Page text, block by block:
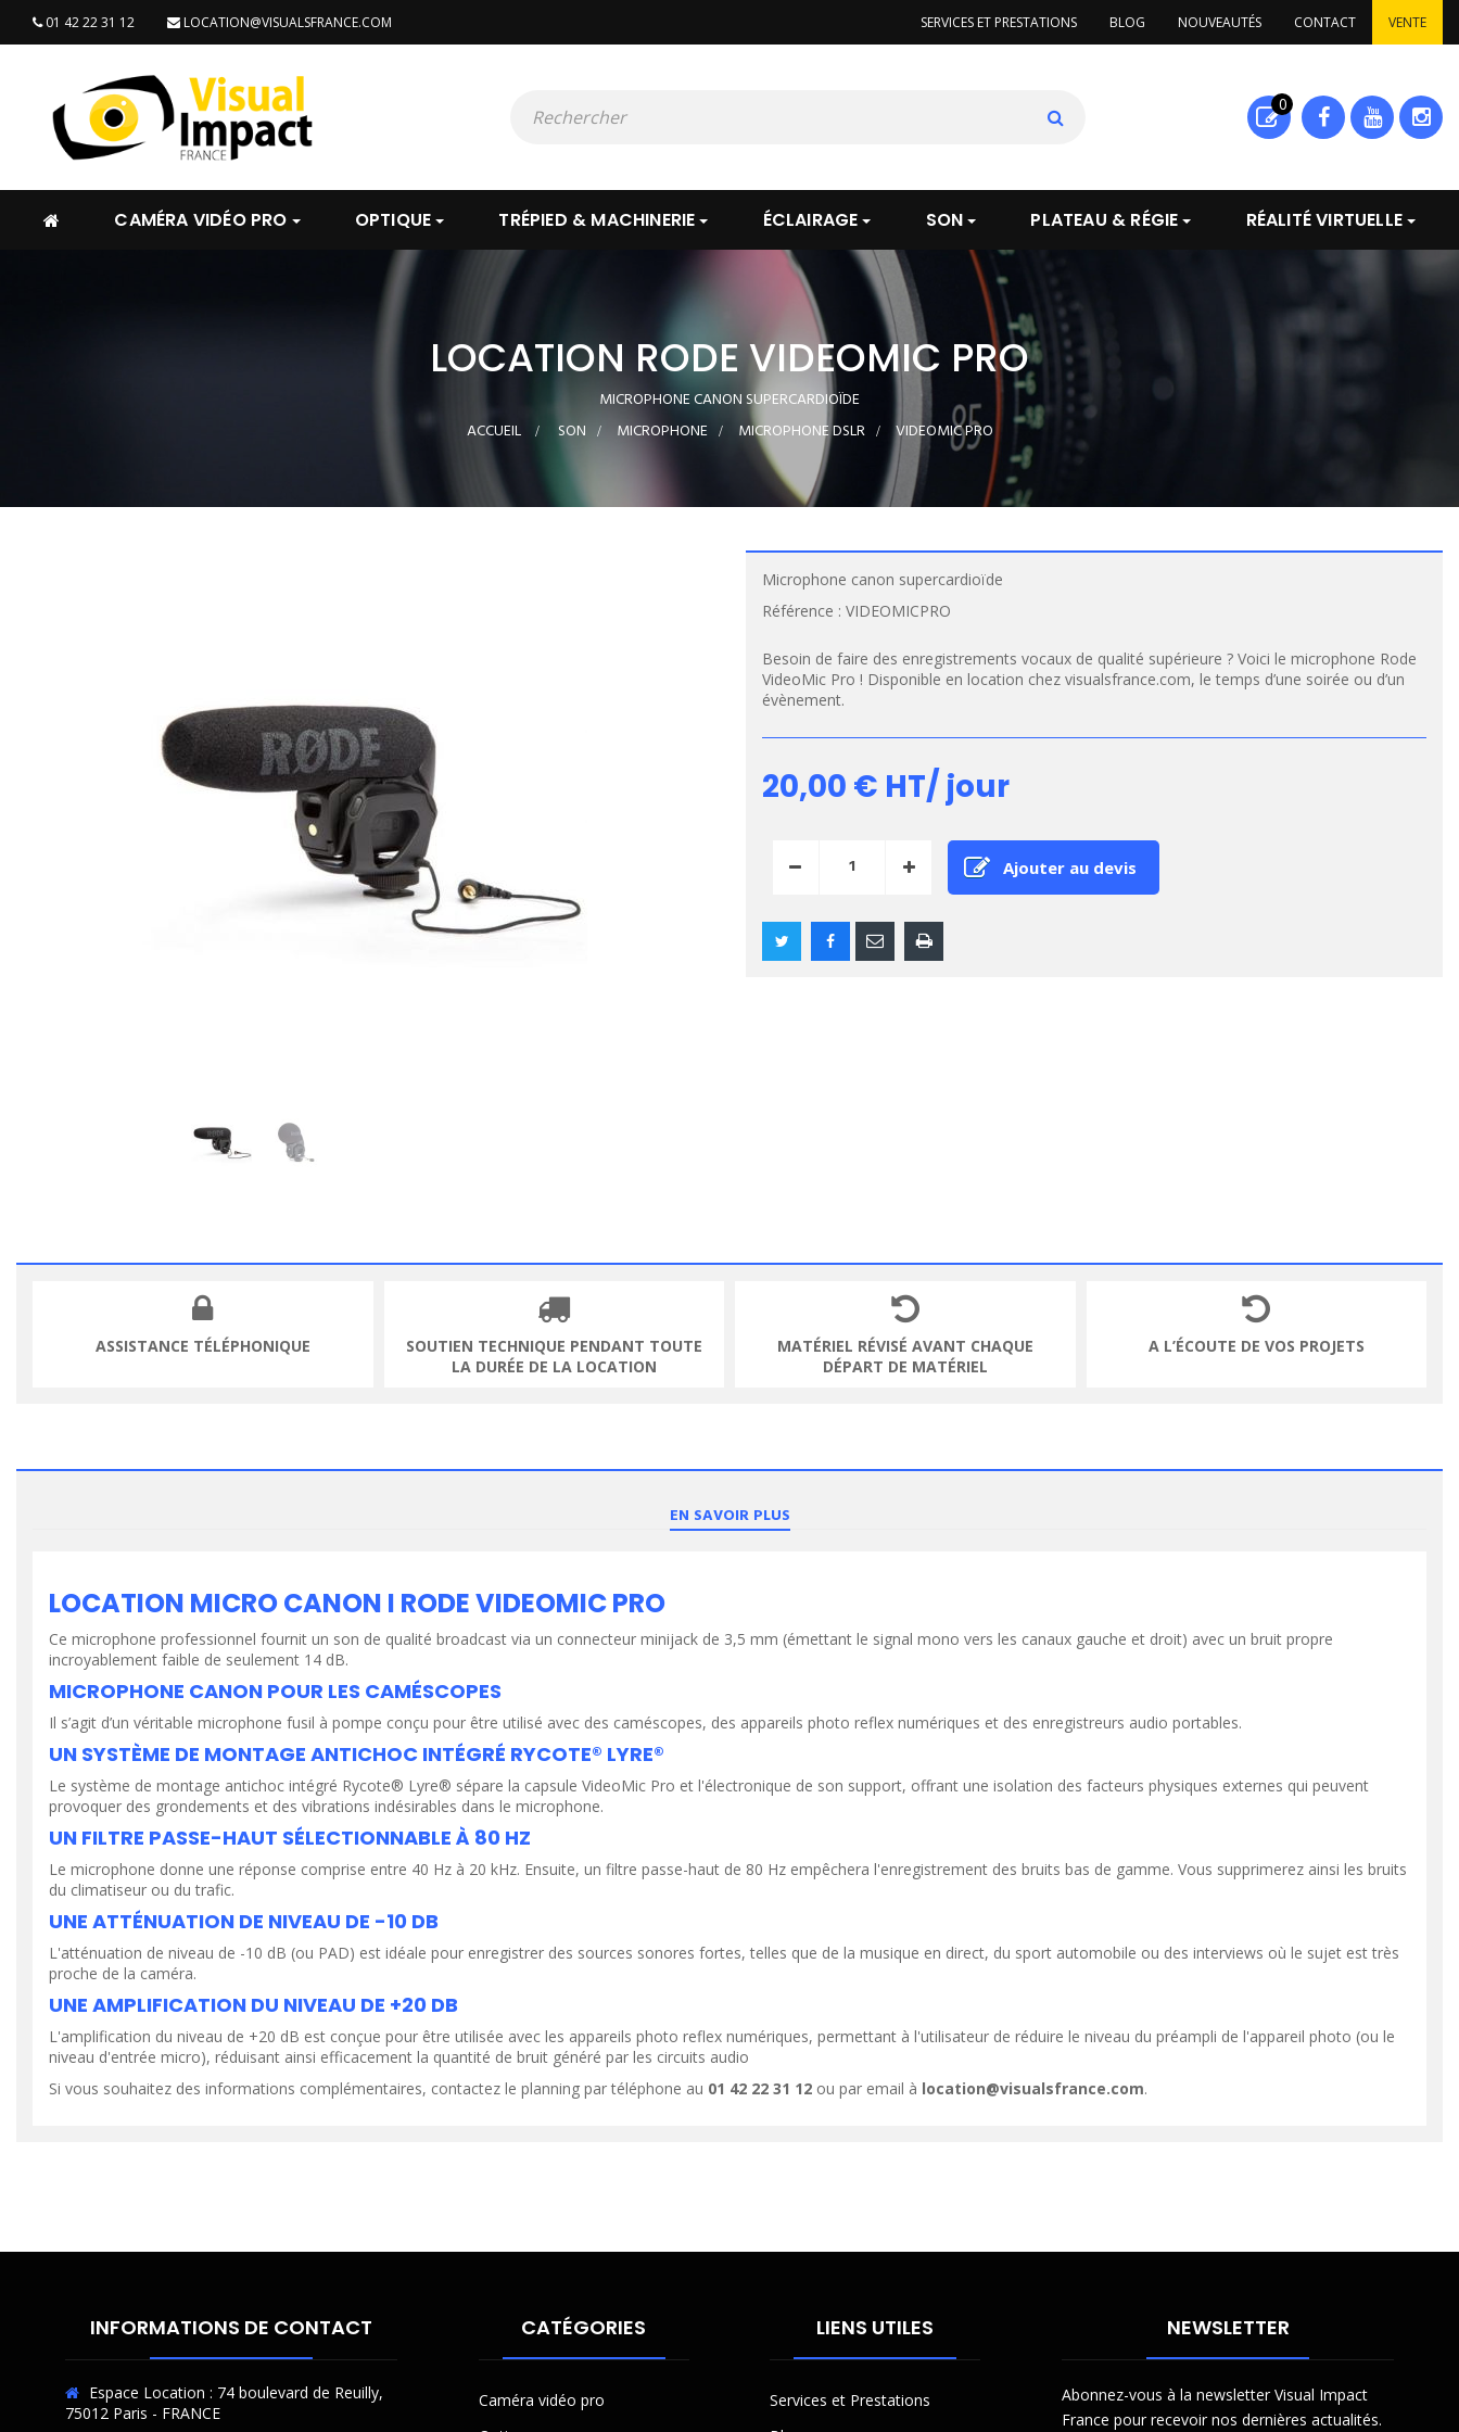
01 42 22 31 12 LOCATION@VISUALSFRANCE.COM SERVICES ET PRESTATIONS BLOG NOUVEAUTÉS CONTACT VENTE
0
CAMÉRA VIDÉO PRO OPTIQUE TRÉPIED & MACHINERIE ÉCLAIRAGE SON PLATEAU & RÉGIE RÉALITÉ VIRTUELLE
LOCATION RODE VIDEOMIC PRO
MICROPHONE CANON SUPERCARDIOÏDE
ACCUEIL > SON > MICROPHONE > MICROPHONE DSLR > VIDEOMIC PRO
Microphone canon supercardioïde
Référence : VIDEOMICPRO
Besoin de faire des enregistrements vocaux de qualité supérieure ? Voici le microphone Rode
VideoMic Pro ! Disponible en location chez visualsfrance.com, le temps d’une soirée ou d’un
évènement.
20,00 € HT/ jour
Ajouter au devis
ASSISTANCE TÉLÉPHONIQUE
SOUTIEN TECHNIQUE PENDANT TOUTE
LA DURÉE DE LA LOCATION
MATÉRIEL RÉVISÉ AVANT CHAQUE
DÉPART DE MATÉRIEL
A L’ÉCOUTE DE VOS PROJETS
EN SAVOIR PLUS
LOCATION MICRO CANON I RODE VIDEOMIC PRO
Ce microphone professionnel fournit un son de qualité broadcast via un connecteur minijack de 3,5 mm (émettant le signal mono vers les canaux gauche et droit) avec un bruit propre
incroyablement faible de seulement 14 dB.
MICROPHONE CANON POUR LES CAMÉSCOPES
Il s’agit d’un véritable microphone fusil à pompe conçu pour être utilisé avec des caméscopes, des appareils photo reflex numériques et des enregistreurs audio portables.
UN SYSTÈME DE MONTAGE ANTICHOC INTÉGRÉ RYCOTE® LYRE®
Le système de montage antichoc intégré Rycote® Lyre® sépare la capsule VideoMic Pro et l'électronique de son support, offrant une isolation des facteurs physiques externes qui peuvent
provoquer des grondements et des vibrations indésirables dans le microphone.
UN FILTRE PASSE-HAUT SÉLECTIONNABLE À 80 HZ
Le microphone donne une réponse comprise entre 40 Hz à 20 kHz. Ensuite, un filtre passe-haut de 80 Hz empêchera l'enregistrement des bruits bas de gamme. Vous supprimerez ainsi les bruits
du climatiseur ou du trafic.
UNE ATTÉNUATION DE NIVEAU DE -10 DB
L'atténuation de niveau de -10 dB (ou PAD) est idéale pour enregistrer des sources sonores fortes, telles que de la musique en direct, du sport automobile ou des interviews où le sujet est très
proche de la caméra.
UNE AMPLIFICATION DU NIVEAU DE +20 DB
L'amplification du niveau de +20 dB est conçue pour être utilisée avec les appareils photo reflex numériques, permettant à l'utilisateur de réduire le niveau du préampli de l'appareil photo (ou le
niveau d'entrée micro), réduisant ainsi efficacement la quantité de bruit généré par les circuits audio
Si vous souhaitez des informations complémentaires, contactez le planning par téléphone au 01 42 22 31 12 ou par email à location@visualsfrance.com.
INFORMATIONS DE CONTACT
Espace Location : 74 boulevard de Reuilly,
75012 Paris - FRANCE
CATÉGORIES
Caméra vidéo pro
LIENS UTILES
Services et Prestations
NEWSLETTER
Abonnez-vous à la newsletter Visual Impact
France pour recevoir nos dernières actualités.